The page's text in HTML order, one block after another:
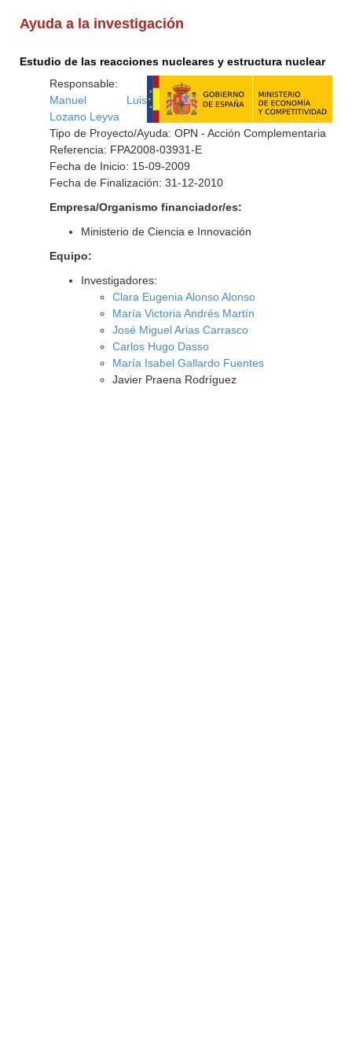
Ayuda a la investigación
Estudio de las reacciones nucleares y estructura nuclear
Responsable:
Manuel Luis
Lozano Leyva
Tipo de Proyecto/Ayuda: OPN - Acción Complementaria
Referencia: FPA2008-03931-E
Fecha de Inicio: 15-09-2009
Fecha de Finalización: 31-12-2010
Empresa/Organismo financiador/es:
Ministerio de Ciencia e Innovación
Equipo:
Investigadores:
Clara Eugenia Alonso Alonso
María Victoria Andrés Martín
José Miguel Arias Carrasco
Carlos Hugo Dasso
María Isabel Gallardo Fuentes
Javier Praena Rodríguez